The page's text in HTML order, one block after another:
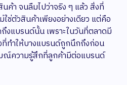
ค้า จนลืมไปว่าจริง ๆ แล้ว สิ่งที่
ช่ตัวสินค้าเพียงอย่างเดียว แต่คือ
งแบรนด์นั้น เพราะในวันที่ตลาดมี
ทำให้บางแบรนด์ถูกนึกถึงก่อน
ณ์ความรู้สึกที่ลูกค้ามีต่อแบรนด์